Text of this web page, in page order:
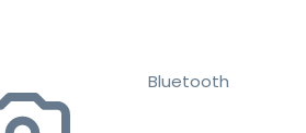
Bluetooth